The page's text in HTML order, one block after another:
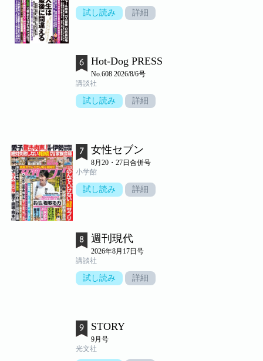
試し読み 詳細
Hot-Dog PRESS
No.608 2026/8/6号
講談社
試し読み 詳細
女性セブン
8月20・27日合併号
小学館
試し読み 詳細
週刊現代
2026年8月17日号
講談社
試し読み 詳細
STORY
9月号
光文社